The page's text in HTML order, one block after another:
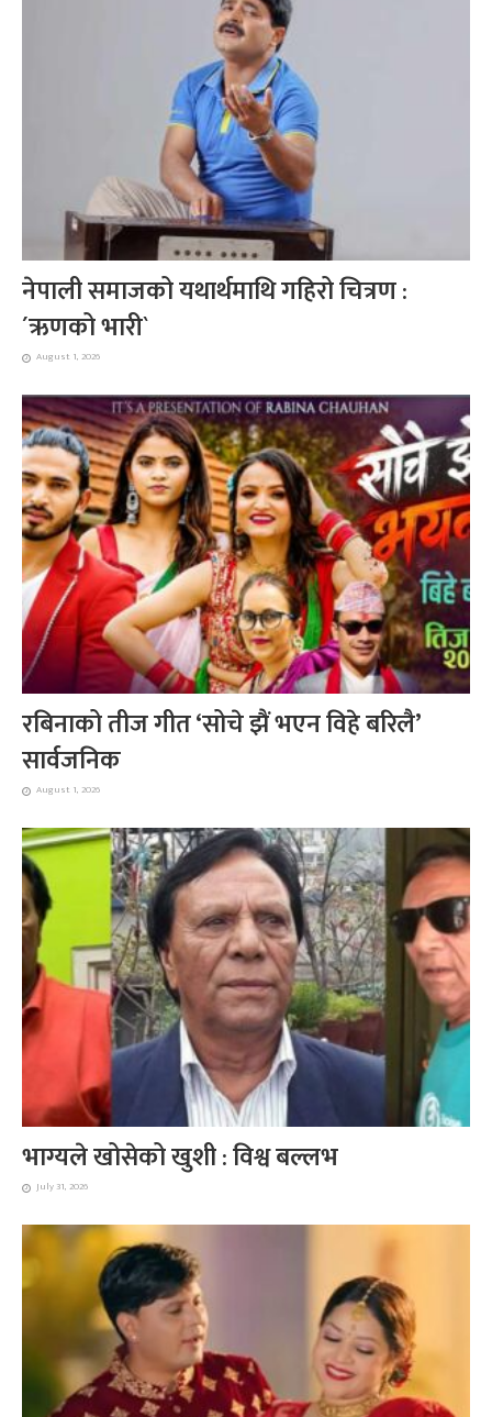
नेपाली समाजको यथार्थमाथि गहिरो चित्रण :
´ऋणको भारी`
August 1, 2026
रबिनाको तीज गीत ‘सोचे झैं भएन विहे बरिलै’
सार्वजनिक
August 1, 2026
भाग्यले खोसेको खुशी : विश्व बल्लभ
July 31, 2026